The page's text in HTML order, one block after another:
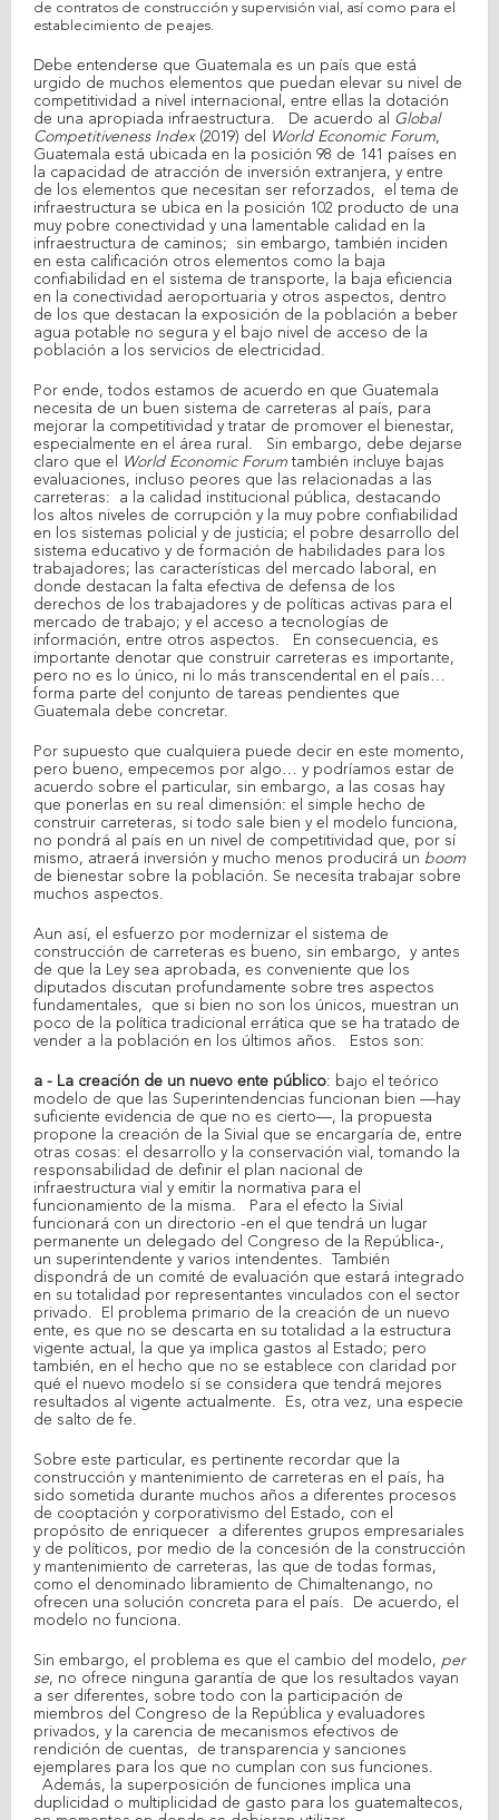
de contratos de construcción y supervisión vial, así como para el
establecimiento de peajes.
Debe entenderse que Guatemala es un país que está
urgido de muchos elementos que puedan elevar su nivel de
competitividad a nivel internacional, entre ellas la dotación
de una apropiada infraestructura. De acuerdo al Global
Competitiveness Index(2019) del World Economic Forum,
Guatemala está ubicada en la posición 98 de 141 países en
la capacidad de atracción de inversión extranjera, y entre
de los elementos que necesitan ser reforzados, el tema de
infraestructura se ubica en la posición 102 producto de una
muy pobre conectividad y una lamentable calidad en la
infraestructura de caminos; sin embargo, también inciden
en esta calificación otros elementos como la baja
confiabilidad en el sistema de transporte, la baja eficiencia
en la conectividad aeroportuaria y otros aspectos, dentro
de los que destacan la exposición de la población a beber
agua potable no segura y el bajo nivel de acceso de la
población a los servicios de electricidad.
Por ende, todos estamos de acuerdo en que Guatemala
necesita de un buen sistema de carreteras al país, para
mejorar la competitividad y tratar de promover el bienestar,
especialmente en el área rural. Sin embargo, debe dejarse
claro que el
World Economic Forum también incluye bajas
evaluaciones, incluso peores que las relacionadas a las
carreteras: a la calidad institucional pública, destacando
los altos niveles de corrupción y la muy pobre confiabilidad
en los sistemas policial y de justicia; el pobre desarrollo del
sistema educativo y de formación de habilidades para los
trabajadores; las características del mercado laboral, en
donde destacan la falta efectiva de defensa de los
derechos de los trabajadores y de políticas activas para el
mercado de trabajo; y el acceso a tecnologías de
información, entre otros aspectos. En consecuencia, es
importante denotar que construir carreteras es importante,
pero no es lo único, ni lo más transcendental en el país…
forma parte del conjunto de tareas pendientes que
Guatemala debe concretar.
Por supuesto que cualquiera puede decir en este momento,
pero bueno, empecemos por algo… y podríamos estar de
acuerdo sobre el particular, sin embargo, a las cosas hay
que ponerlas en su real dimensión: el simple hecho de
construir carreteras, si todo sale bien y el modelo funciona,
no pondrá al país en un nivel de competitividad que, por sí
mismo, atraerá inversión y mucho menos producirá un boom
de bienestar sobre la población. Se necesita trabajar sobre
muchos aspectos.
Aun así, el esfuerzo por modernizar el sistema de
construcción de carreteras es bueno, sin embargo, y antes
de que la Ley sea aprobada, es conveniente que los
diputados discutan profundamente sobre tres aspectos
fundamentales, que si bien no son los únicos, muestran un
poco de la política tradicional errática que se ha tratado de
vender a la población en los últimos años. Estos son:
a - La creación de un nuevo ente público: bajo el teórico
modelo de que las Superintendencias funcionan bien —hay
suficiente evidencia de que no es cierto—, la propuesta
propone la creación de la Sivial que se encargaría de, entre
otras cosas: el desarrollo y la conservación vial, tomando la
responsabilidad de definir el plan nacional de
infraestructura vial y emitir la normativa para el
funcionamiento de la misma. Para el efecto la Sivial
funcionará con un directorio -en el que tendrá un lugar
permanente un delegado del Congreso de la República-,
un superintendente y varios intendentes. También
dispondrá de un comité de evaluación que estará integrado
en su totalidad por representantes vinculados con el sector
privado. El problema primario de la creación de un nuevo
ente, es que no se descarta en su totalidad a la estructura
vigente actual, la que ya implica gastos al Estado; pero
también, en el hecho que no se establece con claridad por
qué el nuevo modelo sí se considera que tendrá mejores
resultados al vigente actualmente. Es, otra vez, una especie
de salto de fe.
Sobre este particular, es pertinente recordar que la
construcción y mantenimiento de carreteras en el país, ha
sido sometida durante muchos años a diferentes procesos
de cooptación y corporativismo del Estado, con el
propósito de enriquecer a diferentes grupos empresariales
y de políticos, por medio de la concesión de la construcción
y mantenimiento de carreteras, las que de todas formas,
como el denominado libramiento de Chimaltenango, no
ofrecen una solución concreta para el país. De acuerdo, el
modelo no funciona.
Sin embargo, el problema es que el cambio del modelo, per
se, no ofrece ninguna garantía de que los resultados vayan
a ser diferentes, sobre todo con la participación de
miembros del Congreso de la República y evaluadores
privados, y la carencia de mecanismos efectivos de
rendición de cuentas, de transparencia y sanciones
ejemplares para los que no cumplan con sus funciones.
Además, la superposición de funciones implica una
duplicidad o multiplicidad de gasto para los guatemaltecos,